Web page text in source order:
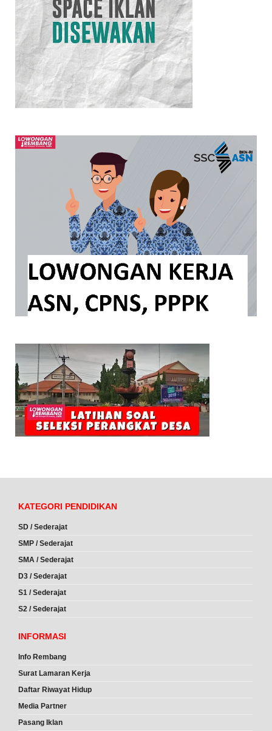
KATEGORI PENDIDIKAN
SD / Sederajat
SMP / Sederajat
SMA / Sederajat
D3 / Sederajat
S1 / Sederajat
S2 / Sederajat
INFORMASI
Info Rembang
Surat Lamaran Kerja
Daftar Riwayat Hidup
Media Partner
Pasang Iklan